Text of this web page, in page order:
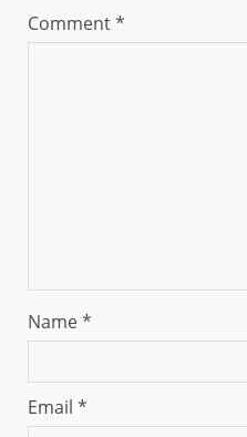
Comment*
Name*
Email *